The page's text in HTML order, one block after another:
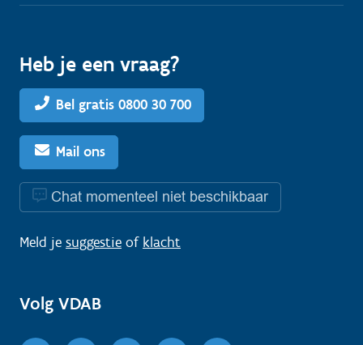
Heb je een vraag?
Bel gratis 0800 30 700
Mail ons
Chat momenteel niet beschikbaar
Meld je suggestie of klacht
Volg VDAB